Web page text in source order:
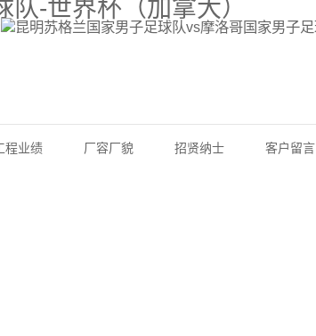
-世界杯（加拿大）
程业绩 厂容厂貌 招贤纳士 客户留言